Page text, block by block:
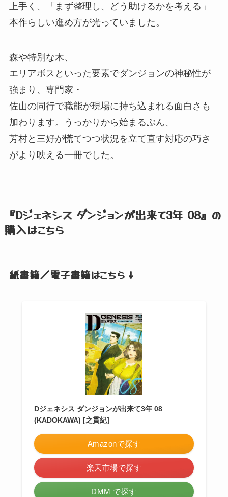
上手く、
「まず整理し、
どう助けるかを考える」
本作らしい進め方が光っていました。
森や特別な木、
エリアボスといった要素でダンジョンの神秘性が
強まり、 専門家・
佐山の同行で職能が現場に持ち込まれる面白さも
加わります。
うっかりから始まるぶん、
芳村と三好が慌てつつ状況を立て直す対応の巧さ
がより映える一冊でした。
『Dジェネシス ダンジョンが出来て3年 08』 の
購入はこちら
紙書籍／電子書籍はこちら ↓
Dジェネシス ダンジョンが出来て3年 08
(KADOKAWA) [之貫紀]
Amazonで探す
楽天市場で探す
DMM で探す